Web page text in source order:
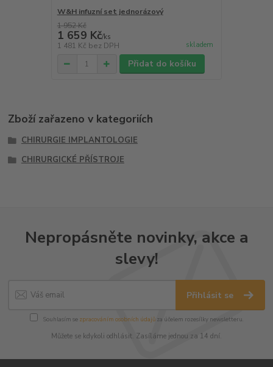
W&H infuzní set jednorázový
1 952 Kč
1 659 Kč/ks
1 481 Kč bez DPH skladem
Přidat do košíku
Zboží zařazeno v kategoriích
CHIRURGIE IMPLANTOLOGIE
CHIRURGICKÉ PŘÍSTROJE
Nepropásněte novinky, akce a
slevy!
Přihlásit se
Souhlasím se zpracováním osobních údajůza účelem rozesílky newsletteru.
Můžete se kdykoli odhlásit. Zasíláme jednou za 14 dní.